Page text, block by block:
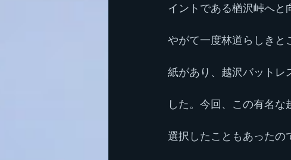
イントである楢沢峠へと
やがて一度林道らしきと
紙があり、越沢バットレ
した。今回、この有名
選択したこともあったの